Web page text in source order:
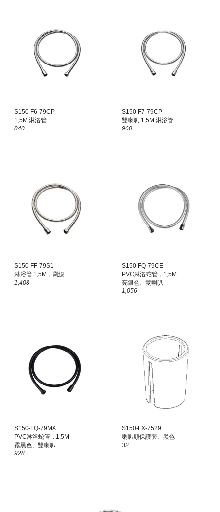
S150-F6-79CP
1,5M 淋浴管
840
S150-F7-79CP
雙喇叭 1,5M 淋浴管
960
S150-FF-79S1
淋浴管 1,5M，刷線
1,408
S150-FQ-79CE
PVC淋浴蛇管，1,5M
亮銀色、雙喇叭
1,056
S150-FQ-79MA
PVC淋浴蛇管，1,5M
霧黑色、雙喇叭
928
S150-FX-7529
喇叭頭保護套、黑色
32